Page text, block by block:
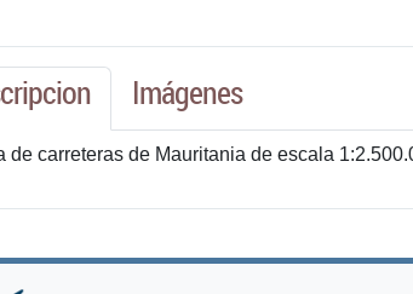
Imágenes
de carreteras de Mauritania de escala